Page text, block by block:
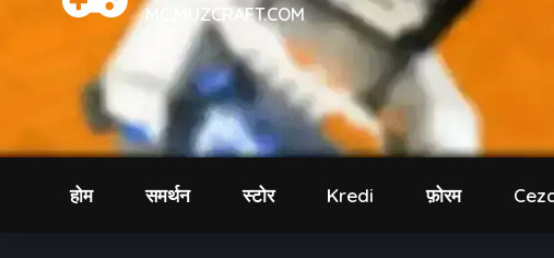
MC.MUZCRAFT.COM
होम समर्थन स्टोर Kredi फ़ोरम